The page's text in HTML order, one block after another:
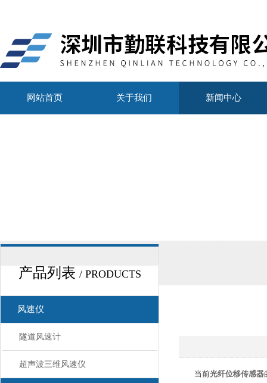
网站首页 关于我们 新闻中心
产品列表 / PRODUCTS
风速仪
隧道风速计
超声波三维风速仪
当前光纤位移传感器